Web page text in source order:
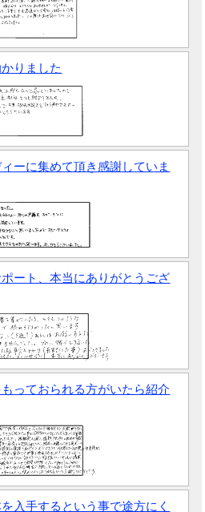
りました
ーに集めて頂き感謝していま
ート、本当にありがとうござ
っておられる方がいたら紹介
入手するという事で途方にく